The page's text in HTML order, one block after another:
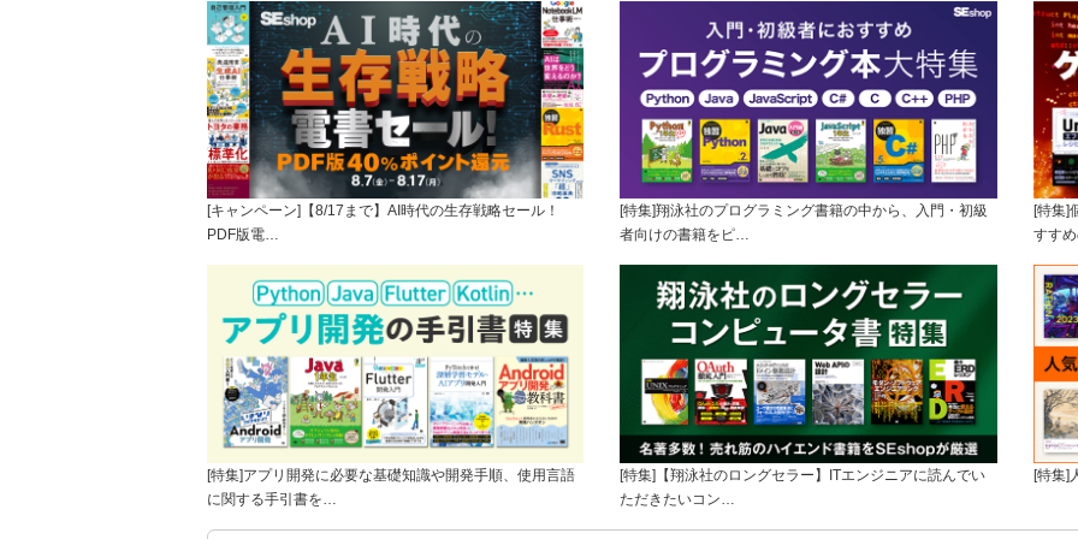
[キャンペーン]【8/17まで】AI時代の生存戦略セール！
PDF版電…
[特集]翔泳社のプログラミング書籍の中から、入門・初級
者向けの書籍をピ…
[特集]
すす
[特集]アプリ開発に必要な基礎知識や開発手順、使用言語
に関する手引書を…
[特集]【翔泳社のロングセラー】ITエンジニアに読んでい
ただきたいコン…
[特集]